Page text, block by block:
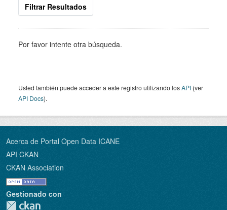
Filtrar Resultados
Por favor intente otra búsqueda.
Usted también puede acceder a este registro utilizando losAPI (ver
API Docs).
Acerca de Portal Open Data ICANE
API CKAN
CKAN Association
Gestionado con